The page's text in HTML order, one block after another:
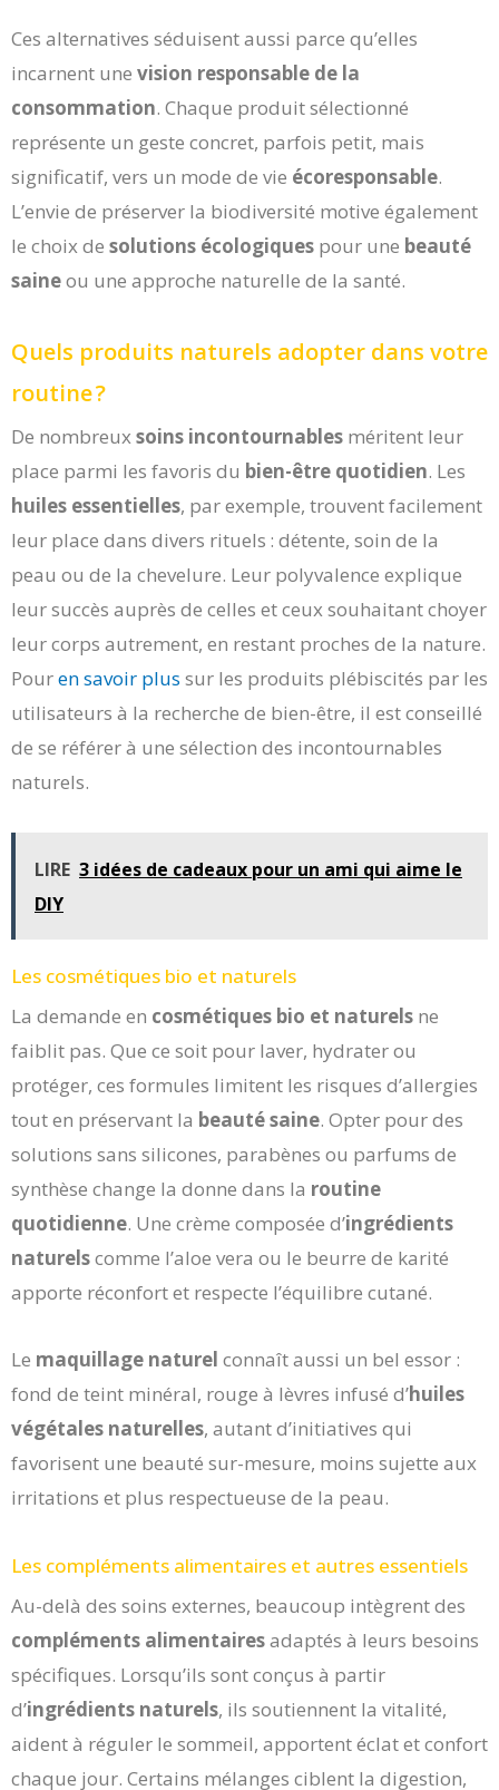
Ces alternatives séduisent aussi parce qu’elles
incarnent une vision responsable de la
consommation. Chaque produit sélectionné
représente un geste concret, parfois petit, mais
significatif, vers un mode de vie écoresponsable.
L’envie de préserver la biodiversité motive également
le choix de solutions écologiques pour une beauté
saineou une approche naturelle de la santé.
Quels produits naturels adopter dans votre
routine ?
De nombreuxsoins incontournables méritent leur
place parmi les favoris du bien-être quotidien. Les
huiles essentielles, par exemple, trouvent facilement
leur place dans divers rituels : détente, soin de la
peau ou de la chevelure. Leur polyvalence explique
leur succès auprès de celles et ceux souhaitant choyer
leur corps autrement, en restant proches de la nature.
Pouren savoir plus sur les produits plébiscités par les
utilisateurs à la recherche de bien-être, il est conseillé
de se référer à une sélection des incontournables
naturels.
LIRE 3 idées de cadeaux pour un ami qui aime le
DIY
Les cosmétiques bio et naturels
La demande en cosmétiques bio et naturels ne
faiblit pas. Que ce soit pour laver, hydrater ou
protéger, ces formules limitent les risques d’allergies
tout en préservant la beauté saine. Opter pour des
solutions sans silicones, parabènes ou parfums de
synthèse change la donne dans la routine
quotidienne. Une crème composée d’ingrédients
naturelscomme l’aloe vera ou le beurre de karité
apporte réconfort et respecte l’équilibre cutané.
Le maquillage naturel connaît aussi un bel essor :
fond de teint minéral, rouge à lèvres infusé d’huiles
végétales naturelles, autant d’initiatives qui
favorisent une beauté sur-mesure, moins sujette aux
irritations et plus respectueuse de la peau.
Les compléments alimentaires et autres essentiels
Au-delà des soins externes, beaucoup intègrent des
compléments alimentairesadaptés à leurs besoins
spécifiques. Lorsqu’ils sont conçus à partir
d’ingrédients naturels, ils soutiennent la vitalité,
aident à réguler le sommeil, apportent éclat et confort
chaque jour. Certains mélanges ciblent la digestion,